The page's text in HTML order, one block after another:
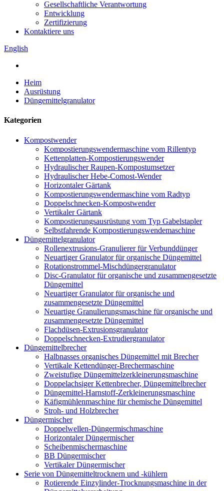
Gesellschaftliche Verantwortung
Entwicklung
Zertifizierung
Kontaktiere uns
English
Heim
Ausrüstung
Düngemittelgranulator
Kategorien
Kompostwender
Kompostierungswendermaschine vom Rillentyp
Kettenplatten-Kompostierungswender
Hydraulischer Raupen-Kompostumsetzer
Hydraulischer Hebe-Comost-Wender
Horizontaler Gärtank
Kompostierungswendermaschine vom Radtyp
Doppelschnecken-Kompostwender
Vertikaler Gärtank
Kompostierungsausrüstung vom Typ Gabelstapler
Selbstfahrende Kompostierungswendemaschine
Düngemittelgranulator
Rollenextrusions-Granulierer für Verbunddünger
Neuartiger Granulator für organische Düngemittel
Rotationstrommel-Mischdüngergranulator
Disc-Granulator für organische und zusammengesetzte
Düngemittel
Neuartiger Granulator für organische und
zusammengesetzte Düngemittel
Neuartige Granulierungsmaschine für organische und
zusammengesetzte Düngemittel
Flachdüsen-Extrusionsgranulator
Doppelschnecken-Extrudiergranulator
Düngemittelbrecher
Halbnasses organisches Düngemittel mit Brecher
Vertikale Kettendünger-Brechermaschine
Zweistufige Düngemittelzerkleinerungsmaschine
Doppelachsiger Kettenbrecher, Düngemittelbrecher
Düngemittel-Harnstoff-Zerkleinerungsmaschine
Käfigmühlenmaschine für chemische Düngemittel
Stroh- und Holzbrecher
Düngermischer
Doppelwellen-Düngermischmaschine
Horizontaler Düngermischer
Scheibenmischermaschine
BB Düngermischer
Vertikaler Düngermischer
Serie von Düngemitteltrocknern und -kühlern
Rotierende Einzylinder-Trocknungsmaschine in der